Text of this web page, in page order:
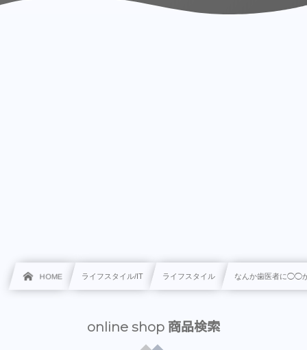
HOME ライフスタイル/IT ライフスタイル なんか歯医者に◯◯
online shop 商品検索